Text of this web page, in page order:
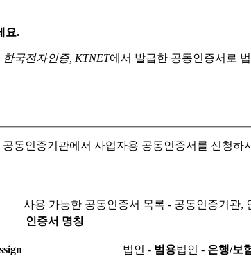
요.
국전자인증, KTNET에서 발급한 공동인증서로
동인증기관에서 사업자용 공동인증서를 신청하
사용 가능한 공동인증서 목록 - 공동인증기관,
인증서 명칭
법인 - 범용법인 - 은행/보